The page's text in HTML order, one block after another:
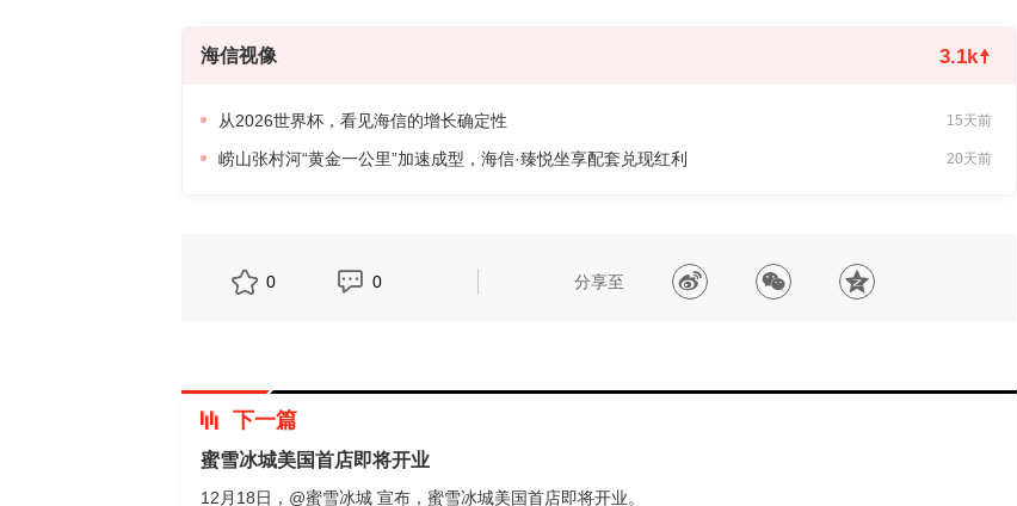
海信视像 3.1k
从2026世界杯，看见海信的增长确定性 15天前
崂山张村河“黄金一公里”加速成型，海信·臻悦坐享配套兑现红利 20天前
0 0 分享至
下一篇
蜜雪冰城美国首店即将开业
12月18日，@蜜雪冰城 宣布，蜜雪冰城美国首店即将开业。